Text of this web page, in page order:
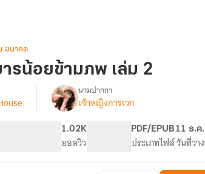
อนาคต
รน้อยข้ามภพ เล่ม 2
นามปากกา
เจ้าหญิงการเวก
1.02K
ยอดวิว
PDF/EPUB
ประเภทไฟล์
11 ธ.ค
วันที่วา